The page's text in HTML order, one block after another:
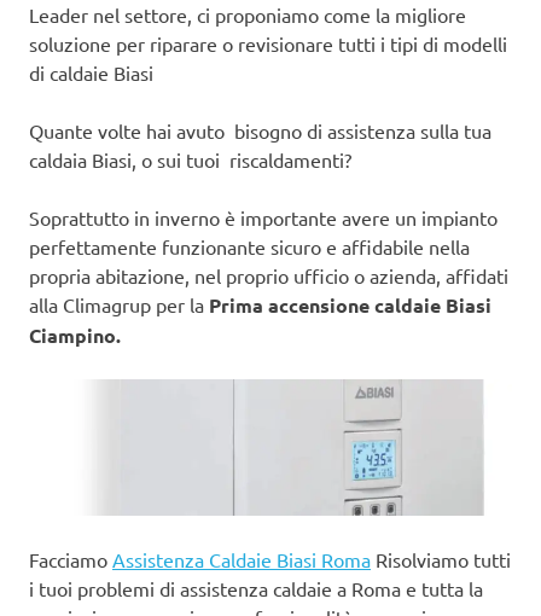
Leader nel settore, ci proponiamo come la migliore
soluzione per riparare o revisionare tutti i tipi di modelli
di caldaie Biasi
Quante volte hai avuto bisogno di assistenza sulla tua
caldaia Biasi, o sui tuoi riscaldamenti?
Soprattutto in inverno è importante avere un impianto
perfettamente funzionante sicuro e affidabile nella
propria abitazione, nel proprio ufficio o azienda, affidati
alla Climagrup per la Prima accensione caldaie Biasi
Ciampino.
Facciamo Assistenza Caldaie Biasi Roma Risolviamo tutti
i tuoi problemi di assistenza caldaie a Roma e tutta la